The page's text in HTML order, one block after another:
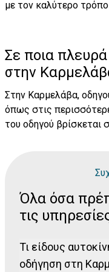
με τον καλύτερο
Σε ποια
στην
Στην Καρμελάβα,
όπως στις
του οδηγού βρίσκεται
Όλα όσα
τις
Τι είδους
οδήγηση στη